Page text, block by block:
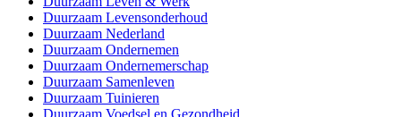
Duurzaam Levensonderhoud
Duurzaam Nederland
Duurzaam Ondernemen
Duurzaam Ondernemerschap
Duurzaam Samenleven
Duurzaam Tuinieren
Duurzaam Voedsel en Gezondheid